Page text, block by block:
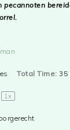
pecannoten
Total Time: 35
1x